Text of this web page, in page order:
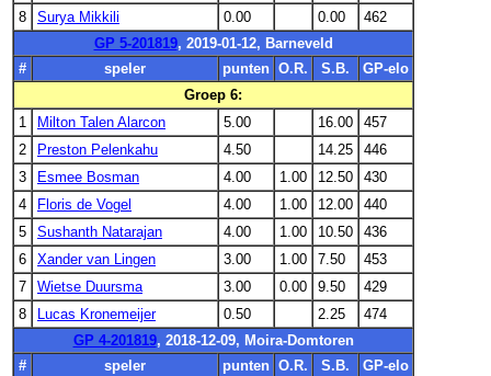
8
Surya Mikkili 0.00 0.00
462
GP 5-201819, 2019-01-12, Barneveld
#
speler punten O.R. S.B.
GP-elo
Groep 6:
1
Milton Talen Alarcon 5.00 16.00
457
2
Preston Pelenkahu 4.50 14.25
446
3
Esmee Bosman 4.00 1.00 12.50
430
4
Floris de Vogel 4.00 1.00 12.00
440
5
Sushanth Natarajan 4.00 1.00 10.50
436
6
Xander van Lingen 3.00 1.00 7.50
453
7
Wietse Duursma 3.00 0.00 9.50
429
8
Lucas Kronemeijer 0.50 2.25
474
GP 4-201819, 2018-12-09, Moira-Domtoren
#
speler punten O.R. S.B.
GP-elo